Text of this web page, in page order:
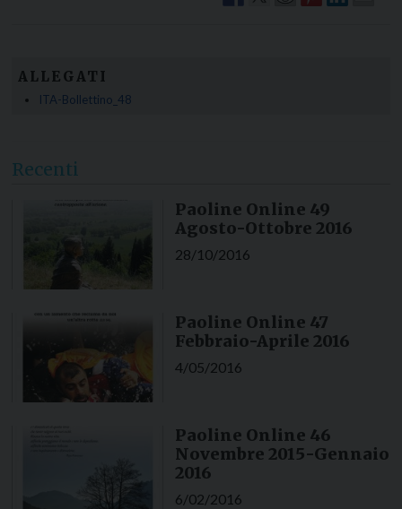
ALLEGATI
ITA-Bollettino_48
Recenti
Paoline Online 49
Agosto-Ottobre 2016
28/10/2016
Paoline Online 47
Febbraio-Aprile 2016
4/05/2016
Paoline Online 46
Novembre 2015-Gennaio
2016
6/02/2016